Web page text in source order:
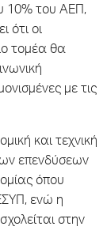
10% του ΑΕΠ,
ότι οι
τομέα θα
με τις
και τεχνική
επενδύσεων
όπου
ενώ η
στην